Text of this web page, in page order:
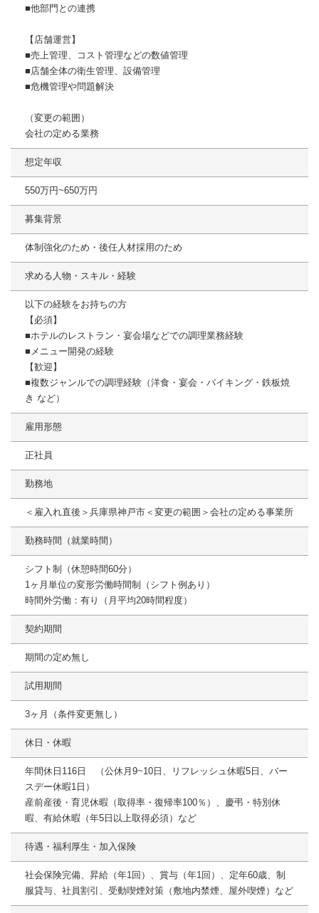
■他部門との連携
【店舗運営】
■売上管理、コスト管理などの数値管理
■店舗全体の衛生管理、設備管理
■危機管理や問題解決
（変更の範囲）
会社の定める業務
想定年収
550万円~650万円
募集背景
体制強化のため・後任人材採用のため
求める人物・スキル・経験
以下の経験をお持ちの方
【必須】
■ホテルのレストラン・宴会場などでの調理業務経験
■メニュー開発の経験
【歓迎】
■複数ジャンルでの調理経験（洋食・宴会・バイキング・鉄板焼
き など）
雇用形態
正社員
勤務地
＜雇入れ直後＞兵庫県神戸市＜変更の範囲＞会社の定める事業所
勤務時間（就業時間）
シフト制（休憩時間60分）
1ヶ月単位の変形労働時間制（シフト例あり）
時間外労働：有り（月平均20時間程度）
契約期間
期間の定め無し
試用期間
3ヶ月（条件変更無し）
休日・休暇
年間休日116日 （公休月9~10日、リフレッシュ休暇5日、バー
スデー休暇1日）
産前産後・育児休暇（取得率・復帰率100％）、慶弔・特別休
暇、有給休暇（年5日以上取得必須）など
待遇・福利厚生・加入保険
社会保険完備、昇給（年1回）、賞与（年1回）、定年60歳、制
服貸与、社員割引、受動喫煙対策（敷地内禁煙、屋外喫煙）など